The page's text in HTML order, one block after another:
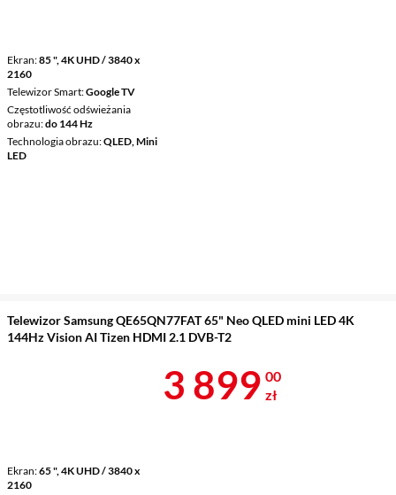
Ekran 85 ", 4K UHD / 3840 x
2160
Telewizor Smart Google TV
Częstotliwość odświeżania
obrazu do 144 Hz
Technologia obrazu QLED, Mini
LED
Telewizor Samsung QE65QN77FAT 65" Neo QLED mini LED 4K
144Hz Vision AI Tizen HDMI 2.1 DVB-T2
Ekran 65 ", 4K UHD / 3840 x
2160
Cena 3 899 zł
3 899 00
zł